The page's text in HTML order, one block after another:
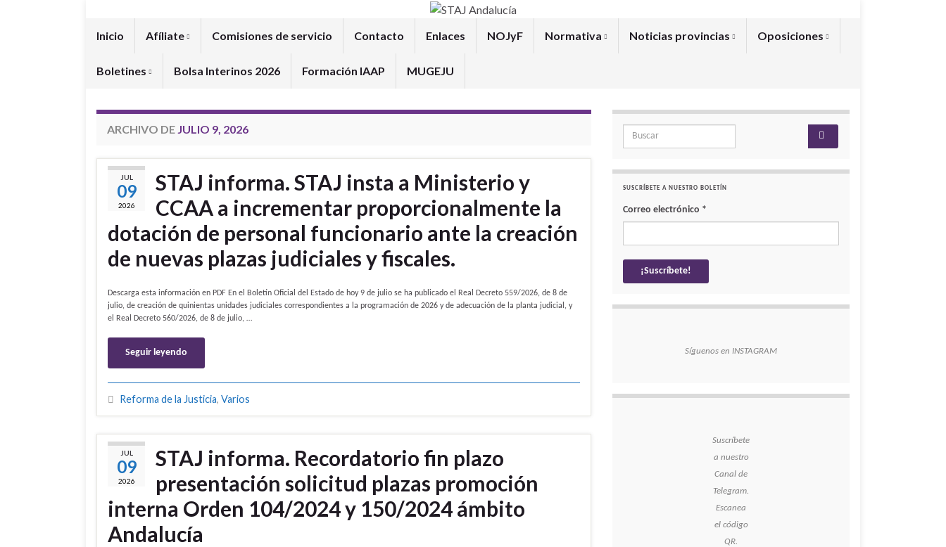
Inicio Afíliate Comisiones de servicio Contacto Enlaces NOJyF Normativa Noticias provincias Oposiciones
Boletines Bolsa Interinos 2026 Formación IAAP MUGEJU
ARCHIVO DE JULIO 9, 2026
JUL
09
2026
STAJ informa. STAJ insta a Ministerio y
CCAA a incrementar proporcionalmente la
dotación de personal funcionario ante la creación
de nuevas plazas judiciales y fiscales.
Descarga esta información en PDF En el Boletín Oficial del Estado de hoy 9 de julio se ha publicado el Real Decreto 559/2026, de 8 de
julio, de creación de quinientas unidades judiciales correspondientes a la programación de 2026 y de adecuación de la planta judicial, y
el Real Decreto 560/2026, de 8 de julio, …
Seguir leyendo
Reforma de la Justicia, Varios
JUL
09
2026
STAJ informa. Recordatorio fin plazo
presentación solicitud plazas promoción
interna Orden 104/2024 y 150/2024 ámbito
Andalucía
Search for:
SUSCRÍBETE A NUESTRO BOLETÍN
Correo electrónico *
Síguenos en INSTAGRAM
Suscríbete
a nuestro
Canal de
Telegram.
Escanea
el código
QR.